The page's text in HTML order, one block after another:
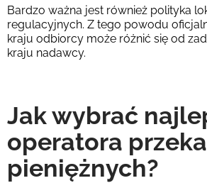
Bardzo ważna jest również polityka
regulacyjnych. Z tego powodu
kraju odbiorcy może różnić się od
kraju nadawcy.
Jak wybrać
operatora
pieniężnych?